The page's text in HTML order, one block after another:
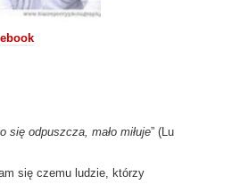
się odpuszcza, mało miłuje” (Lu
się czemu ludzie, którzy